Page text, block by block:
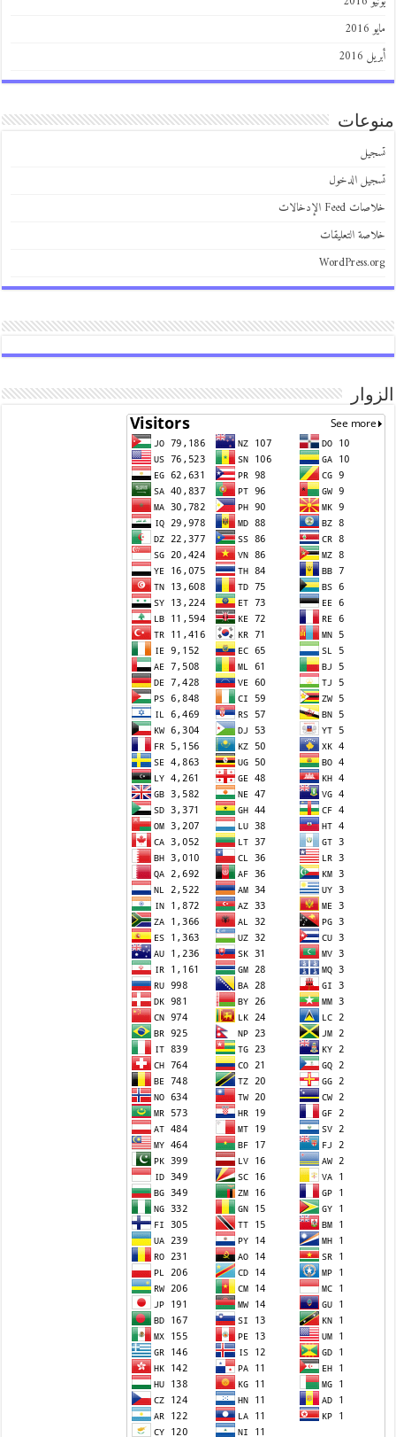
مايو 2016
أبريل 2016
منوعات
تسجيل
تسجيل الدخول
خلاصات Feed الإدخالات
خلاصة التعليقات
WordPress.org
الزوار